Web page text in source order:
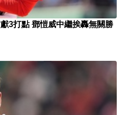
3打點 鄧愷威中繼挨轟無關勝